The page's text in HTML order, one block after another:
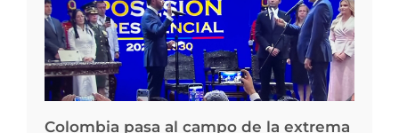
Colombia pasa al campo de la extrema